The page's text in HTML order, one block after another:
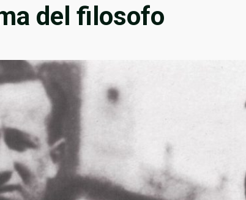
del filosofo